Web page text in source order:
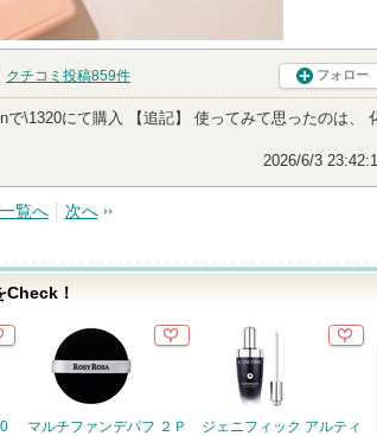
クチコミ投稿859件 フォロー
\1320にて購入 【追記】 使ってみて思ったのは、
2026/6/3
一覧へ 次へ
Check！
マルチファンデパフ ２Ｐ
ジェニフィック アルティ